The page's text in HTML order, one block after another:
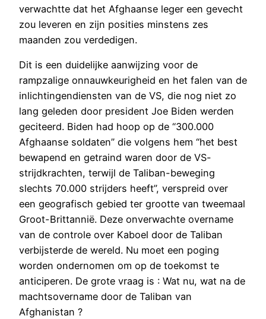
verwachtte dat het Afghaanse leger een gevecht
zou leveren en zijn posities minstens zes
maanden zou verdedigen.
Dit is een duidelijke aanwijzing voor de
rampzalige onnauwkeurigheid en het falen van de
inlichtingendiensten van de VS, die nog niet zo
lang geleden door president Joe Biden werden
geciteerd. Biden had hoop op de “300.000
Afghaanse soldaten” die volgens hem “het best
bewapend en getraind waren door de VS-
strijdkrachten, terwijl de Taliban-beweging
slechts 70.000 strijders heeft”, verspreid over
een geografisch gebied ter grootte van tweemaal
Groot-Brittannië. Deze onverwachte overname
van de controle over Kaboel door de Taliban
verbijsterde de wereld. Nu moet een poging
worden ondernomen om op de toekomst te
anticiperen. De grote vraag is : Wat nu, wat na de
machtsovername door de Taliban van
Afghanistan ?